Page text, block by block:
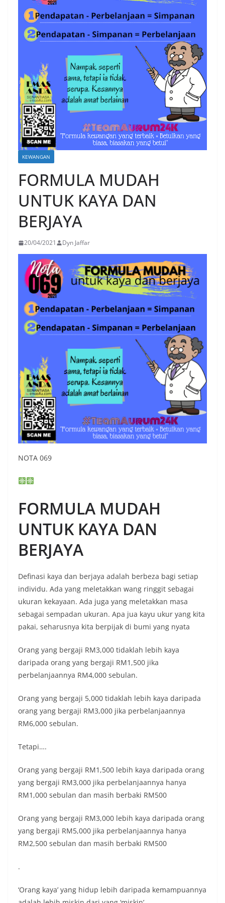
KEWANGAN
FORMULA MUDAH
UNTUK KAYA DAN
BERJAYA
20/04/2021 Dyn Jaffar
NOTA 069
FORMULA MUDAH
UNTUK KAYA DAN
BERJAYA
Definasi kaya dan berjaya adalah berbeza bagi setiap
individu. Ada yang meletakkan wang ringgit sebagai
ukuran kekayaan. Ada juga yang meletakkan masa
sebagai sempadan ukuran. Apa jua kayu ukur yang kita
pakai, seharusnya kita berpijak di bumi yang nyata
Orang yang bergaji RM3,000 tidaklah lebih kaya
daripada orang yang bergaji RM1,500 jika
perbelanjaannya RM4,000 sebulan.
Orang yang bergaji 5,000 tidaklah lebih kaya daripada
orang yang bergaji RM3,000 jika perbelanjaannya
RM6,000 sebulan.
Tetapi….
Orang yang bergaji RM1,500 lebih kaya daripada orang
yang bergaji RM3,000 jika perbelanjaannya hanya
RM1,000 sebulan dan masih berbaki RM500
Orang yang bergaji RM3,000 lebih kaya daripada orang
yang bergaji RM5,000 jika perbelanjaannya hanya
RM2,500 sebulan dan masih berbaki RM500
.
‘Orang kaya’ yang hidup lebih daripada kemampuannya